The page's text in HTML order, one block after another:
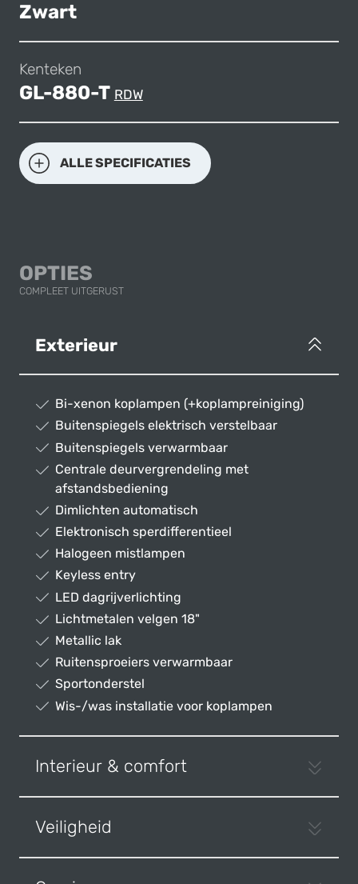
Zwart
Kenteken
GL-880-T RDW
ALLE SPECIFICATIES
OPTIES
COMPLEET UITGERUST
Exterieur
Bi-xenon koplampen (+koplampreiniging)
Buitenspiegels elektrisch verstelbaar
Buitenspiegels verwarmbaar
Centrale deurvergrendeling met
afstandsbediening
Dimlichten automatisch
Elektronisch sperdifferentieel
Halogeen mistlampen
Keyless entry
LED dagrijverlichting
Lichtmetalen velgen 18"
Metallic lak
Ruitensproeiers verwarmbaar
Sportonderstel
Wis-/was installatie voor koplampen
Interieur & comfort
Veiligheid